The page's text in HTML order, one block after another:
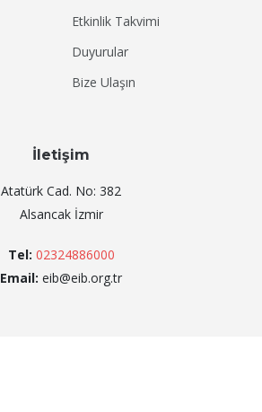
Etkinlik Takvimi
Duyurular
Bize Ulaşın
İletişim
Atatürk Cad. No: 382
Alsancak İzmir
Tel: 02324886000
Email: eib@eib.org.tr